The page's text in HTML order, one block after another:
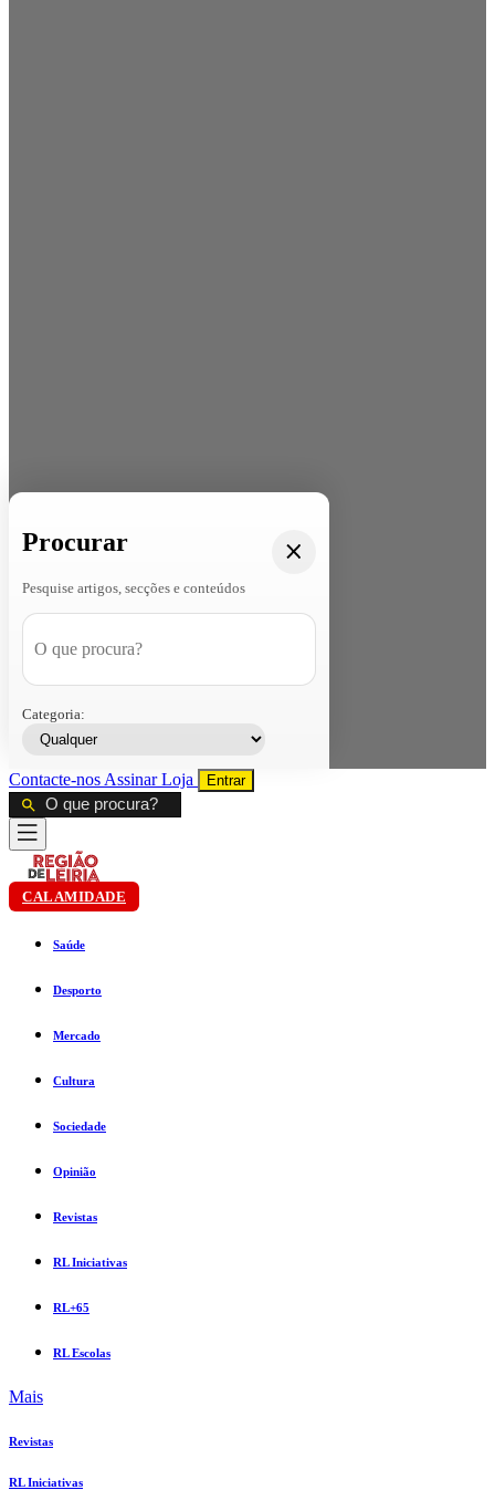
Procurar
Pesquise artigos, secções e conteúdos
Categoria:
Contacte-nos AssinarLoja Entrar
CALAMIDADE
Saúde
Desporto
Mercado
Cultura
Sociedade
Opinião
Revistas
RL Iniciativas
RL+65
RL Escolas
Mais
Revistas
RL Iniciativas